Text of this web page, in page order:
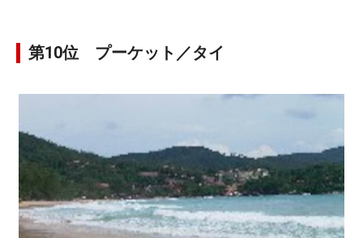
第10位 プーケット／タイ